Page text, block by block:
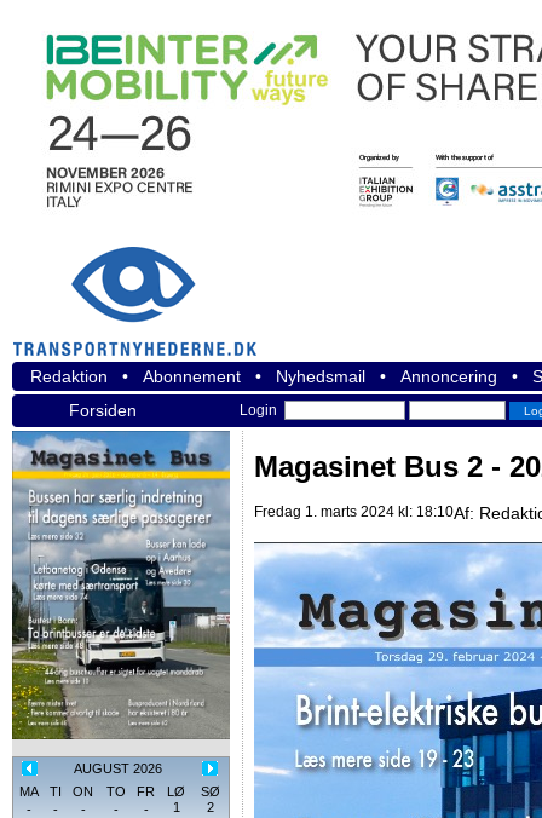
Redaktion • Abonnement • Nyhedsmail • Annoncering •
Forsiden
Login
AUGUST 2026
MA
TI ON TO FR LØ
SØ
-
- - - - 1
2
Magasinet Bus 2 -
Fredag 1. marts 2024 kl: 18:10Af: